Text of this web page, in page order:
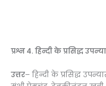
प्रश्न 4.हिन्दी के प्रसिद्ध
उत्तर– हिन्दी के प्रसिद्ध